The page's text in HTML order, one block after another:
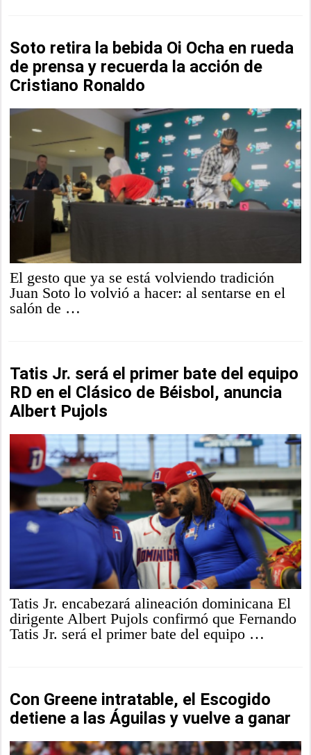
Soto retira la bebida Oi Ocha en rueda
de prensa y recuerda la acción de
Cristiano Ronaldo
El gesto que ya se está volviendo tradición
Juan Soto lo volvió a hacer: al sentarse en el
salón de …
Tatis Jr. será el primer bate del equipo
RD en el Clásico de Béisbol, anuncia
Albert Pujols
Tatis Jr. encabezará alineación dominicana El
dirigente Albert Pujols confirmó que Fernando
Tatis Jr. será el primer bate del equipo …
Con Greene intratable, el Escogido
detiene a las Águilas y vuelve a ganar